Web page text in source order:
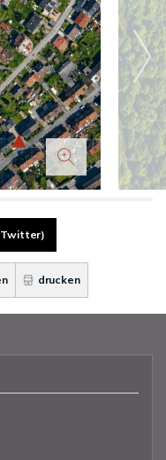
drucken